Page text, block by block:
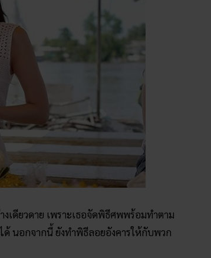
เดียวดาย เพราะเธอจัดพิธีศพพร้อมทำตาม
นอกจากนี้ ยังทำพิธีลอยอังคารให้กับพวก